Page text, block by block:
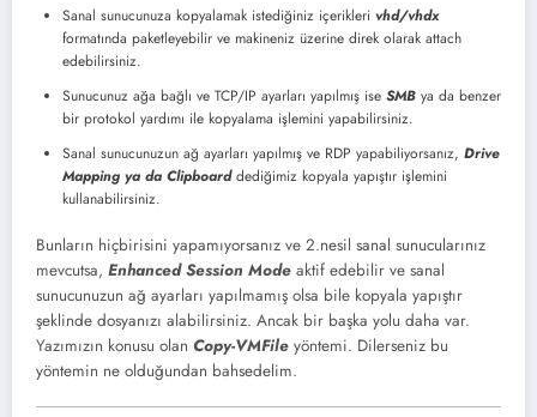
Sanal sunucunuza kopyalamak istediğiniz içerikleri vhd/vhdx
formatında paketleyebilir ve makineniz üzerine direk olarak attach
edebilirsiniz.
Sunucunuz ağa bağlı ve TCP/IP ayarları yapılmış ise SMB ya da benzer
bir protokol yardımı ile kopyalama işlemini yapabilirsiniz.
Sanal sunucunuzun ağ ayarları yapılmış ve RDP yapabiliyorsanız, Drive
Mapping ya da Clipboarddediğimiz kopyala yapıştır işlemini
kullanabilirsiniz.
Bunların hiçbirisini yapamıyorsanız ve 2.nesil sanal sunucularınız
mevcutsa, Enhanced Session Mode aktif edebilir ve sanal
sunucunuzun ağ ayarları yapılmamış olsa bile kopyala yapıştır
şeklinde dosyanızı alabilirsiniz. Ancak bir başka yolu daha var.
Yazımızın konusu olan Copy-VMFile yöntemi. Dilerseniz bu
yöntemin ne olduğundan bahsedelim.